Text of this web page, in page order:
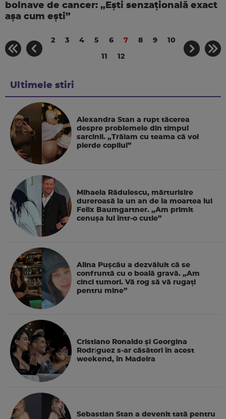
bolnave de cancer: „Ești senzațională exact
așa cum ești”
2 3 4 5 6 7 8 9 10
11 12
Ultimele stiri
Alexandra Stan a rupt tăcerea
despre problemele din timpul
sarcinii. „Trăiam cu teama că voi
pierde copilul”
Mihaela Rădulescu, mărturisire
dureroasă la un an de la moartea lui
Felix Baumgartner. „Am primit
cenușa lui într-o cutie”
Alina Pușcău a dezvăluit că se
confruntă cu o boală gravă. „Am
cinci tumori. Vă rog să vă rugați
pentru mine”
Cristiano Ronaldo și Georgina
Rodríguez s-ar căsători în acest
weekend, în Madeira
Sebastian Stan a devenit tată pentru